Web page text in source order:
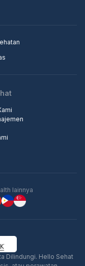
lainnya
Dilindungi. Hello Sehat